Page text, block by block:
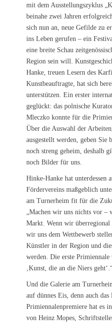
mit dem Ausstellungszyklus
beinahe zwei Jahren
sich nun an, neue Gefilde zu
ins Leben gerufen – ein
eine breite Schau
Region sein will.
Hanke, treuen Lesern des
Kunstbeauftragte, hat sich
unterstützen. Ein erster
geglückt: das polnische
Mleczko konnte für die
Über die Auswahl der
ausgestellt werden, geben Sie
noch streng geheim, deshalb
noch Bilder für uns.
Hinke-Hanke hat unterdessen
Fördervereins maßgeblich
am Turnerheim fit für die
„Machen wir uns nichts vor –
Markt. Wenn wir überregional
wir uns dem Wettbewerb
Künstler in der Region und
werden. Die erste
‚Kunst, die an die Niers
Und die Galerie am
auf dünnes Eis, denn auch
Primiennalenpremiere hat es
von Heinz Mopes,